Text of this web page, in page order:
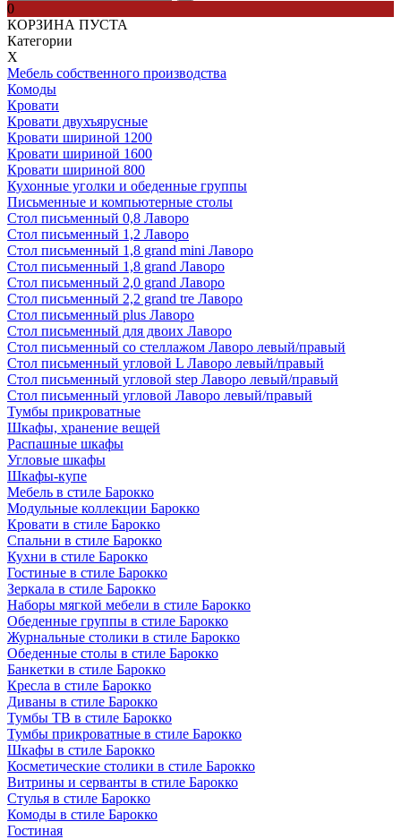
0
КОРЗИНА ПУСТА
Категории
Х
Мебель собственного производства
Комоды
Кровати
Кровати двухъярусные
Кровати шириной 1200
Кровати шириной 1600
Кровати шириной 800
Кухонные уголки и обеденные группы
Письменные и компьютерные столы
Стол письменный 0,8 Лаворо
Стол письменный 1,2 Лаворо
Стол письменный 1,8 grand mini Лаворо
Стол письменный 1,8 grand Лаворо
Стол письменный 2,0 grand Лаворо
Стол письменный 2,2 grand tre Лаворо
Стол письменный plus Лаворо
Стол письменный для двоих Лаворо
Стол письменный со стеллажом Лаворо левый/правый
Стол письменный угловой L Лаворо левый/правый
Стол письменный угловой step Лаворо левый/правый
Стол письменный угловой Лаворо левый/правый
Тумбы прикроватные
Шкафы, хранение вещей
Распашные шкафы
Угловые шкафы
Шкафы-купе
Мебель в стиле Барокко
Модульные коллекции Барокко
Кровати в стиле Барокко
Спальни в стиле Барокко
Кухни в стиле Барокко
Гостиные в стиле Барокко
Зеркала в стиле Барокко
Наборы мягкой мебели в стиле Барокко
Обеденные группы в стиле Барокко
Журнальные столики в стиле Барокко
Обеденные столы в стиле Барокко
Банкетки в стиле Барокко
Кресла в стиле Барокко
Диваны в стиле Барокко
Тумбы ТВ в стиле Барокко
Тумбы прикроватные в стиле Барокко
Шкафы в стиле Барокко
Косметические столики в стиле Барокко
Витрины и серванты в стиле Барокко
Стулья в стиле Барокко
Комоды в стиле Барокко
Гостиная